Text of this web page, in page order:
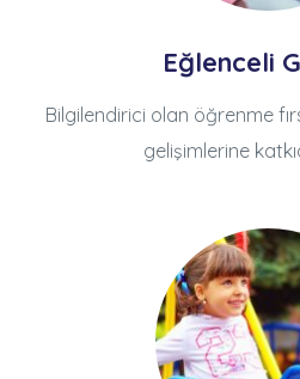
Eğlenceli
Bilgilendirici olan öğrenme
gelişimlerine